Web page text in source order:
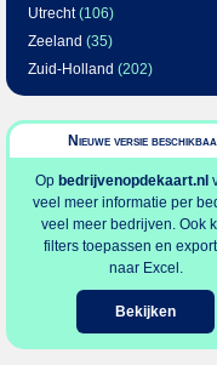
Utrecht(106)
Zeeland (35)
Zuid-Holland (202)
Nieuwe versie
Op bedrijvenopdekaart.nl
veel meer informatie per
veel meer bedrijven. Ook
filters toepassen en
naar Excel.
Bekijken